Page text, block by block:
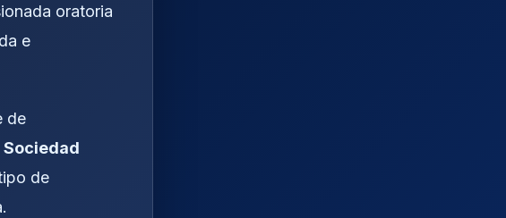
oratoria
e
de
Sociedad
de